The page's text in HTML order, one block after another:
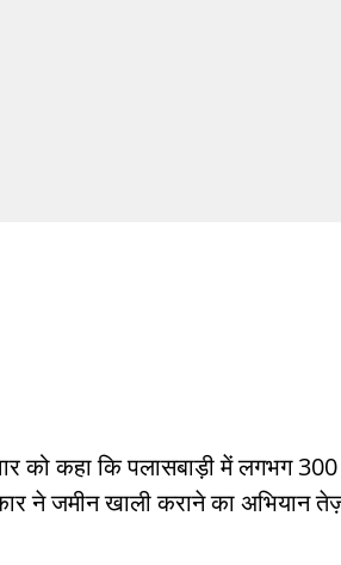
को कहा कि पलासबाड़ी में लगभग
ने जमीन खाली कराने का अभियान